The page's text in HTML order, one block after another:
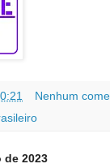
Nenhum
de 2023